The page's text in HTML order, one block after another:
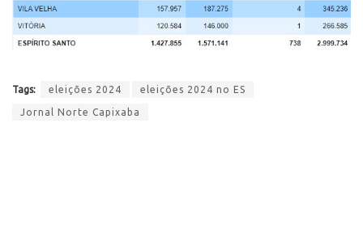
Tags: eleições 2024 eleições 2024 no ES
Jornal Norte Capixaba